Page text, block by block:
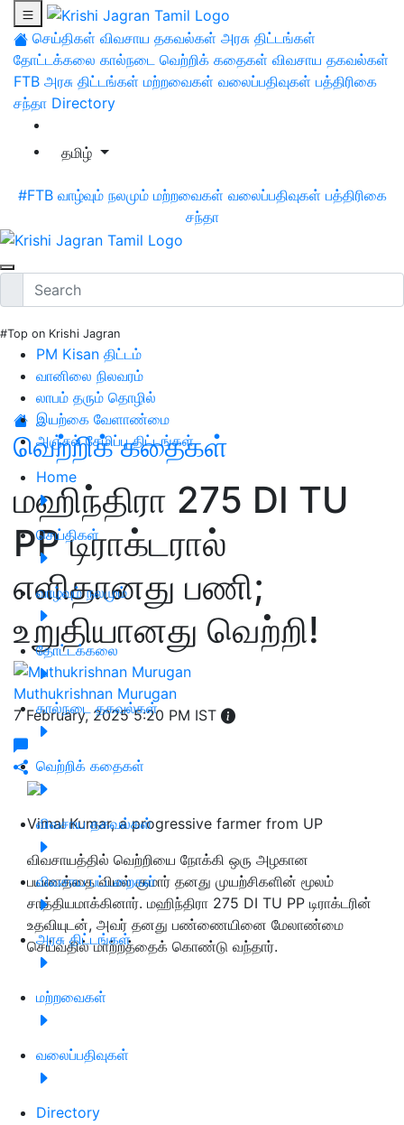
செய்திகள் விவசாய தகவல்கள் அரசு திட்டங்கள்
தோட்டக்கலை கால்நடை வெற்றிக் கதைகள் விவசாய தகவல்கள்
FTB அரசு திட்டங்கள் மற்றவைகள் வலைப்பதிவுகள் பத்திரிகை
சந்தா Directory
தமிழ்
#FTB வாழ்வும் நலமும் மற்றவைகள் வலைப்பதிவுகள் பத்திரிகை
சந்தா
#Top on Krishi Jagran
PM Kisan திட்டம்
வானிலை நிலவரம்
லாபம் தரும் தொழில்
இயற்கை வேளாண்மை
அஞ்சல் சேமிப்பு திட்டங்கள்
Home
செய்திகள்
வாழ்வும் நலமும்
தோட்டக்கலை
கால்நடை தகவல்கள்
வெற்றிக் கதைகள்
விவசாய தகவல்கள்
விவசாய பட்டறைகள்
அரசு திட்டங்கள்
மற்றவைகள்
வலைப்பதிவுகள்
Directory
வெற்றிக் கதைகள்
மஹிந்திரா 275 DI TU
PP டிராக்டரால்
எளிதானது பணி;
உறுதியானது வெற்றி!
Muthukrishnan Murugan
7 February, 2025 5:20 PM IST
Vimal Kumar, a progressive farmer from UP
விவசாயத்தில் வெற்றியை நோக்கி ஒரு அழகான
பயணத்தை விமல் குமார் தனது முயற்சிகளின் மூலம்
சாத்தியமாக்கினார். மஹிந்திரா 275 DI TU PP டிராக்டரின்
உதவியுடன், அவர் தனது பண்ணையினை மேலாண்மை
செய்வதில் மாற்றத்தைக் கொண்டு வந்தார்.